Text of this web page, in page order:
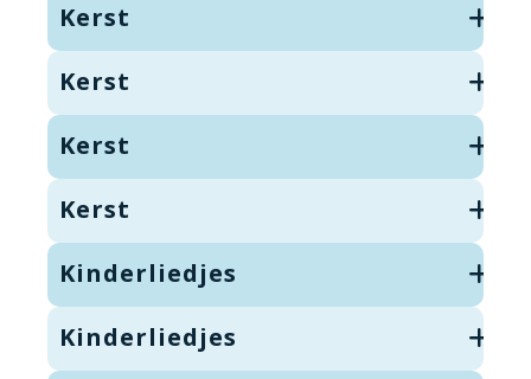
Kerst
Kerst
Kerst
Kerst
Kinderliedjes
Kinderliedjes